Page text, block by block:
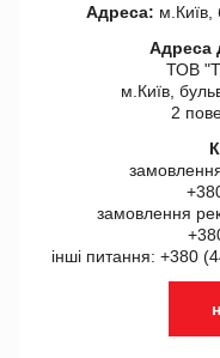
Адреса:
Адреса
ТОВ
м.Київ,
2
замовлення
інші питання: +380